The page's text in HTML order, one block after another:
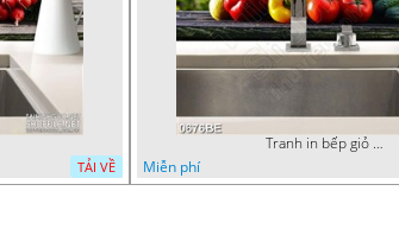
TẢI VỀ
Tranh in bếp giỏ rau củ tươi trên bàn
Miễn phí